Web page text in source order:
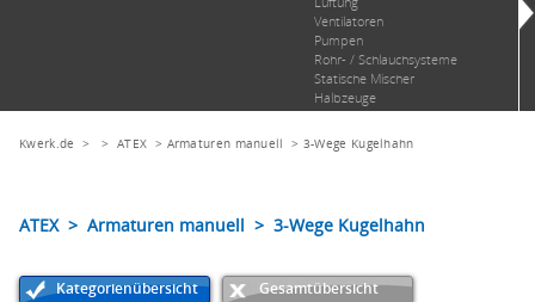
Kwerk.de > >ATEX > Armaturen manuell > 3-Wege Kugelhahn
ATEX > Armaturen manuell > 3-Wege Kugelhahn
Kategorienübersicht Gesamtübersicht